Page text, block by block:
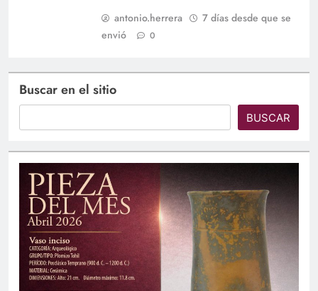
antonio.herrera
7 días desde que se
envió
0
Buscar en el sitio
BUSCAR